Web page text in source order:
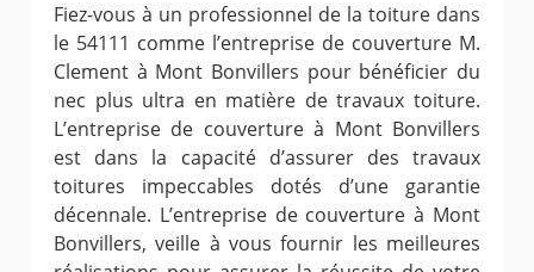
Fiez-vous à un professionnel de la toiture dans
le 54111 comme l’entreprise de couverture M.
Clement à Mont Bonvillers pour bénéficier du
nec plus ultra en matière de travaux toiture.
L’entreprise de couverture à Mont Bonvillers
est dans la capacité d’assurer des travaux
toitures impeccables dotés d’une garantie
décennale. L’entreprise de couverture à Mont
Bonvillers, veille à vous fournir les meilleures